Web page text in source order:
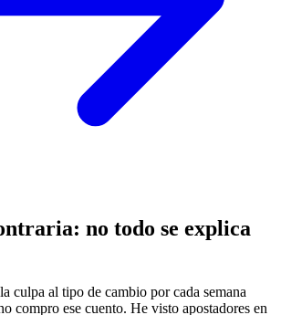
no todo se explica
culpa al tipo de cambio por cada semana
compro ese cuento. He visto apostadores en